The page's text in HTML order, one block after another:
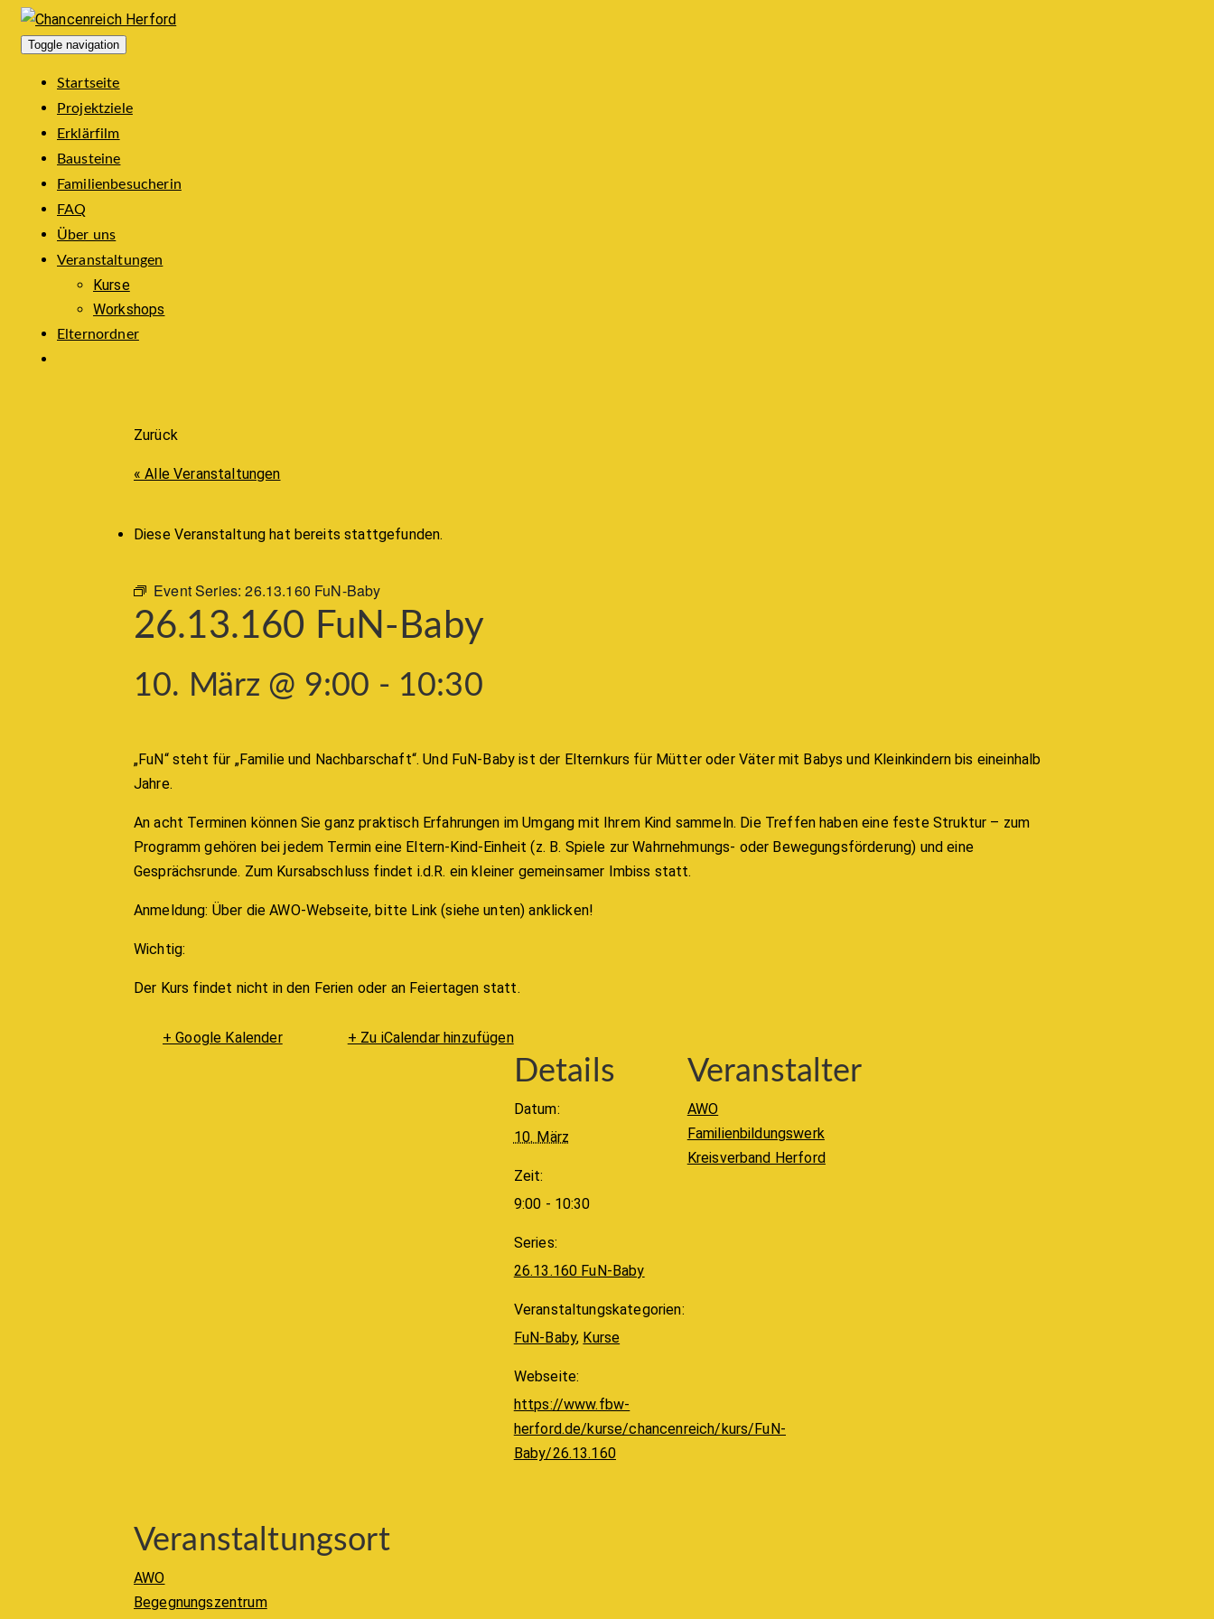
Toggle navigation
Startseite
Projektziele
Erklärfilm
Bausteine
Familienbesucherin
FAQ
Über uns
Veranstaltungen
Kurse
Workshops
Elternordner
Zurück
« Alle Veranstaltungen
Diese Veranstaltung hat bereits stattgefunden.
Event Series:26.13.160 FuN-Baby
26.13.160 FuN-Baby
10. März @ 9:00 - 10:30
„FuN“ steht für „Familie und Nachbarschaft“. Und FuN-Baby ist der Elternkurs für Mütter oder Väter mit Babys und Kleinkindern bis eineinhalb
Jahre.
An acht Terminen können Sie ganz praktisch Erfahrungen im Umgang mit Ihrem Kind sammeln. Die Treffen haben eine feste Struktur – zum
Programm gehören bei jedem Termin eine Eltern-Kind-Einheit (z. B. Spiele zur Wahrnehmungs- oder Bewegungsförderung) und eine
Gesprächsrunde. Zum Kursabschluss findet i.d.R. ein kleiner gemeinsamer Imbiss statt.
Anmeldung: Über die AWO-Webseite, bitte Link (siehe unten) anklicken!
Wichtig:
Der Kurs findet nicht in den Ferien oder an Feiertagen statt.
+ Google Kalender + Zu iCalendar hinzufügen
Details
Datum:
10. März
Zeit:
9:00 - 10:30
Series:
26.13.160 FuN-Baby
Veranstaltungskategorien:
FuN-Baby, Kurse
Webseite:
https://www.fbw-
herford.de/kurse/chancenreich/kurs/FuN-
Baby/26.13.160
Veranstalter
AWO
Familienbildungswerk
Kreisverband Herford
Veranstaltungsort
AWO
Begegnungszentrum